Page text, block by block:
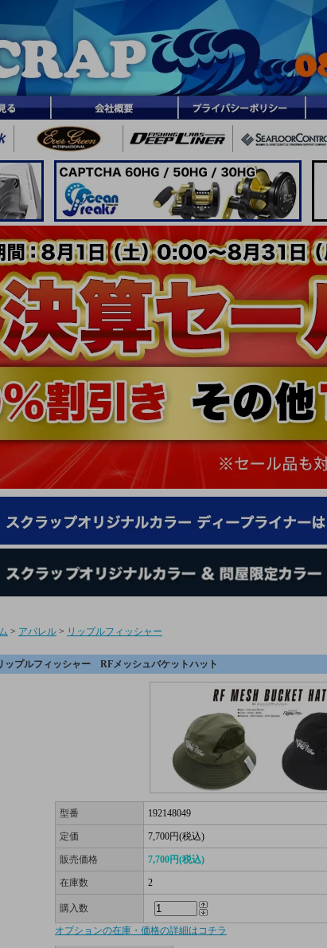
> アパレル > リップルフィッシャー
ップルフィッシャー RFメッシュバケットハット
型番 192148049
定価 7,700円(税込)
販売価格 7,700円(税込)
在庫数 2
購入数
オプションの在庫・価格の詳細はコチラ